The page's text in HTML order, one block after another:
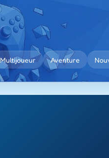
Multijoueur Aventure